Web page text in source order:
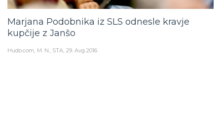
Marjana Podobnika iz SLS odnesle kravje
kupčije z Janšo
Hudo.com M. N., STA 29. Avg 2016